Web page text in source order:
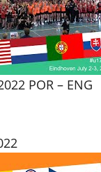
POR – ENG